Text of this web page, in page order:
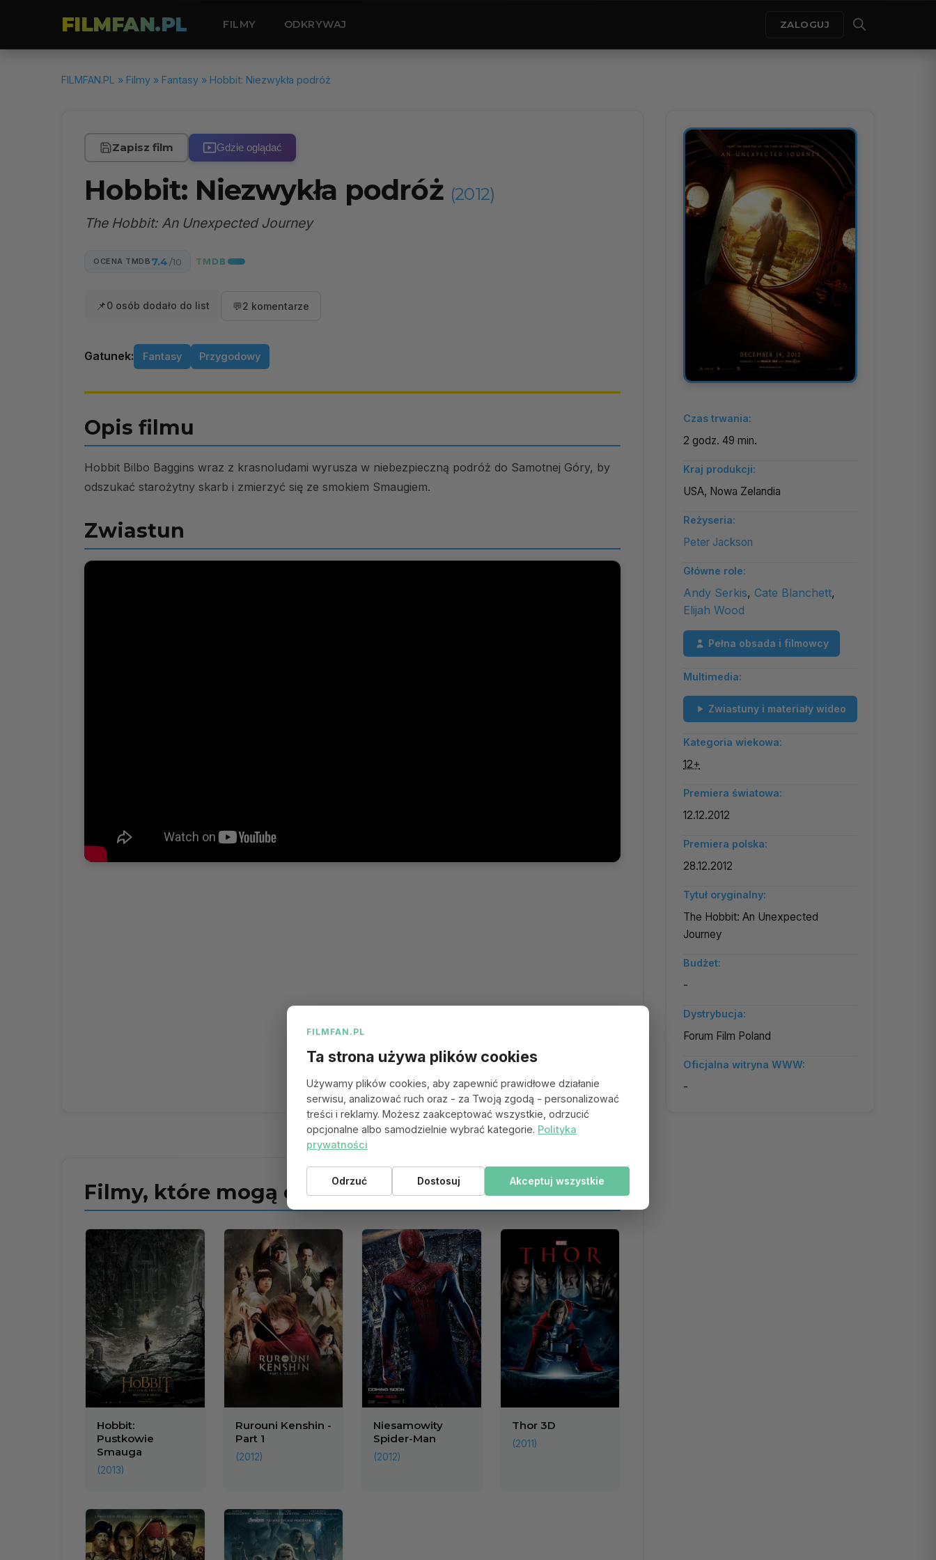
FILMFAN.PL FILMY ODKRYWAJ ZALOGUJ
FILMFAN.PL » Filmy » Fantasy » Hobbit: Niezwykła podróż
Zapisz film Gdzie oglądać
Hobbit: Niezwykła podróż (2012)
The Hobbit: An Unexpected Journey
OCENA TMDB 7.4 /10
📌0 osób dodało do list 💬2 komentarze
Gatunek: Fantasy Przygodowy
Opis filmu
Hobbit Bilbo Baggins wraz z krasnoludami wyrusza w niebezpieczną podróż do Samotnej Góry, by
odszukać starożytny skarb i zmierzyć się ze smokiem Smaugiem.
Zwiastun
Czas trwania:
2 godz. 49 min.
Kraj produkcji:
USA, Nowa Zelandia
Reżyseria:
Peter Jackson
Główne role:
Andy Serkis, Cate Blanchett,
Elijah Wood
Pełna obsada i filmowcy
Multimedia:
Zwiastuny i materiały wideo
Kategoria wiekowa:
12+
Premiera światowa:
12.12.2012
Premiera polska:
28.12.2012
Tytuł oryginalny:
The Hobbit: An Unexpected
Journey
Budżet:
-
Dystrybucja:
Forum Film Poland
Oficjalna witryna WWW:
-
Filmy, które mogą ci się spodobać
Hobbit:
Pustkowie
Smauga
(2013)
Rurouni Kenshin -
Part 1
(2012)
Niesamowity
Spider-Man
(2012)
Thor 3D
(2011)
FILMFAN.PL
Ta strona używa plików cookies
Używamy plików cookies, aby zapewnić prawidłowe działanie
serwisu, analizować ruch oraz - za Twoją zgodą - personalizować
treści i reklamy. Możesz zaakceptować wszystkie, odrzucić
opcjonalne albo samodzielnie wybrać kategorie. Polityka
prywatności
Odrzuć Dostosuj Akceptuj wszystkie